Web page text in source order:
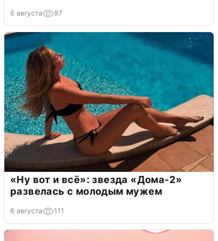
6 августа 97
«Ну вот и всё»: звезда «Дома-2»
развелась с молодым мужем
6 августа 111